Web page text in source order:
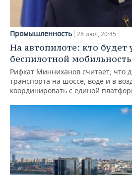
Промышленность 28 июл, 20:45
На автопилоте: кто будет
беспилотной
Рифкат Минниханов считает, что
транспорта на шоссе, воде и в
координировать с единой